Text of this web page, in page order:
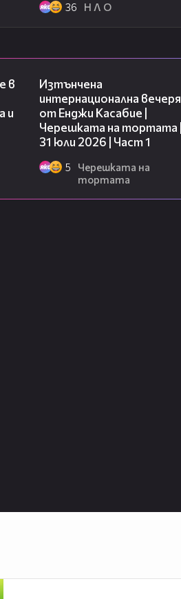
36 Н Л О
в
и
Изтънчена
интернационална вечеря
от Енджи Касабие |
Черешката на тортата |
31 юли 2026 | Част 1
5
Черешката на
тортата